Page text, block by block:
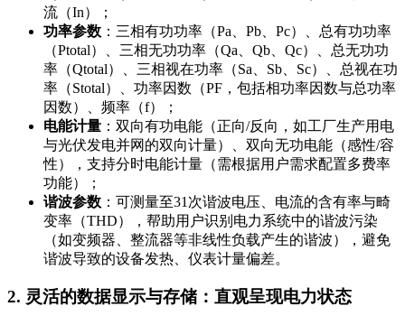
流（In）；
功率参数 ：三相有功功率（Pa、Pb、Pc）、总有功功率
（Ptotal）、三相无功功率（Qa、Qb、Qc）、总无功功
率（Qtotal）、三相视在功率（Sa、Sb、Sc）、总视在功
率（Stotal）、功率因数（PF，包括相功率因数与总功率
因数）、频率（f）；
电能计量 ：双向有功电能（正向/反向，如工厂生产用电
与光伏发电并网的双向计量）、双向无功电能（感性/容
性），支持分时电能计量（需根据用户需求配置多费率
功能）；
谐波参数 ：可测量至31次谐波电压、电流的含有率与畸
变率（THD），帮助用户识别电力系统中的谐波污染
（如变频器、整流器等非线性负载产生的谐波），避免
谐波导致的设备发热、仪表计量偏差。
2. 灵活的数据显示与存储：直观呈现电力状态